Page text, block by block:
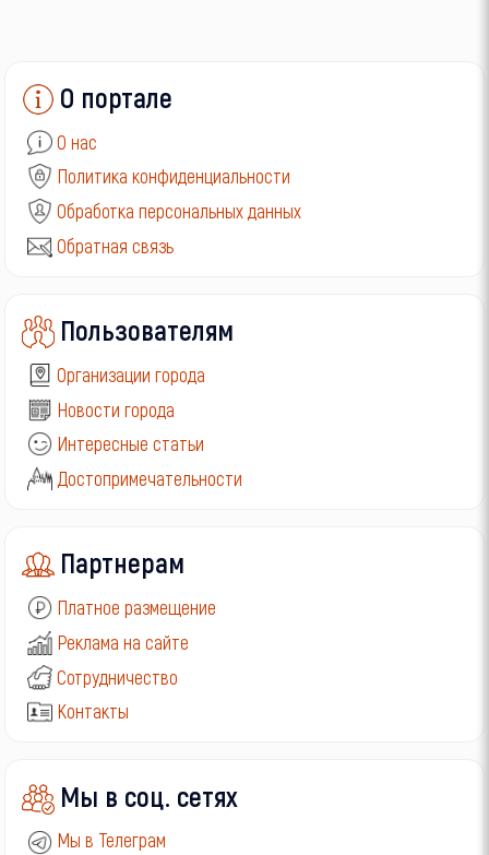
О портале
О нас
Политика конфиденциальности
Обработка персональных данных
Обратная связь
Пользователям
Организации города
Новости города
Интересные статьи
Достопримечательности
Партнерам
Платное размещение
Реклама на сайте
Сотрудничество
Контакты
Мы в соц. сетях
Мы в Телеграм